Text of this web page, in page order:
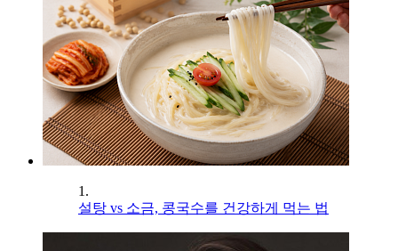
1.
설탕 vs 소금, 콩국수를 건강하게 먹는 법